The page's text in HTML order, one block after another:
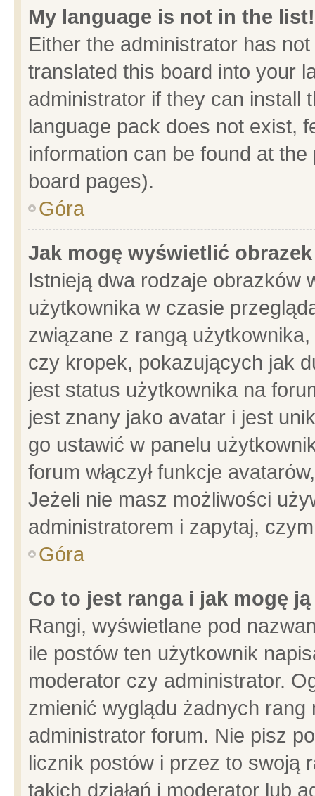
My language is not in the list!
Either the administrator has
translated this board into your
administrator if they can install
language pack does not exist,
information can be found at
board pages).
Góra
Jak mogę wyświetlić
Istnieją dwa rodzaje obrazków
użytkownika w czasie
związane z rangą
czy kropek, pokazujących jak
jest status użytkownika na
jest znany jako avatar i jest
go ustawić w panelu
forum włączył funkcje
Jeżeli nie masz możliwości
administratorem i zapytaj,
Góra
Co to jest ranga i jak mogę
Rangi, wyświetlane pod
ile postów ten użytkownik
moderator czy administrator.
zmienić wyglądu żadnych
administrator forum. Nie pisz
licznik postów i przez to swoją
takich działań i moderator lub